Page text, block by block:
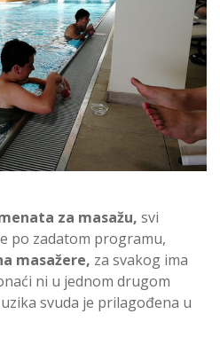
za masažu, svi
po zadatom programu,
masažere, za svakog ima
ni u jednom drugom
svuda je prilagođena u